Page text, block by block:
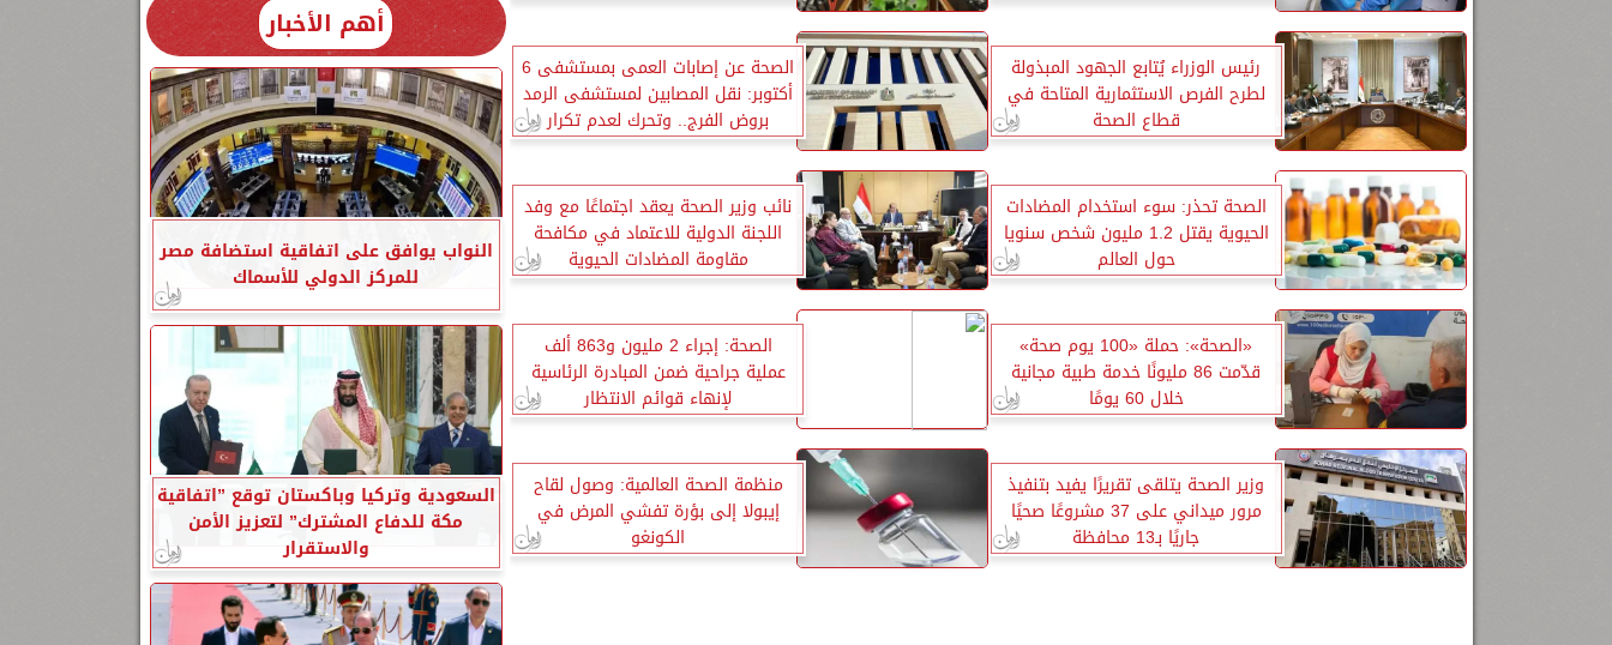
رئيس الوزراء يُتابع الجهود المبذولة
لطرح الفرص الاستثمارية المتاحة في
قطاع الصحة
الصحة عن إصابات العمى بمستشفى 6
أكتوبر: نقل المصابين لمستشفى الرمد
بروض الفرج.. وتحرك لعدم تكرار
الواقعة
الصحة تحذر: سوء استخدام المضادات
الحيوية يقتل 1.2 مليون شخص سنويا
حول العالم
نائب وزير الصحة يعقد اجتماعًا مع وفد
اللجنة الدولية للاعتماد في مكافحة
مقاومة المضادات الحيوية
«الصحة»: حملة «100 يوم صحة»
قدّمت 86 مليونًا خدمة طبية مجانية
خلال 60 يومًا
الصحة: إجراء 2 مليون و863 ألف
عملية جراحية ضمن المبادرة الرئاسية
لإنهاء قوائم الانتظار
وزير الصحة يتلقى تقريرًا يفيد بتنفيذ
مرور ميداني على 37 مشروعًا صحيًا
جاريًا بـ13 محافظة
منظمة الصحة العالمية: وصول لقاح
إيبولا إلى بؤرة تفشي المرض في
الكونغو
أهم الأخبار
النواب يوافق على اتفاقية استضافة مصر
للمركز الدولي للأسماك
السعودية وتركيا وباكستان توقع ”اتفاقية
مكة للدفاع المشترك” لتعزيز الأمن
والاستقرار